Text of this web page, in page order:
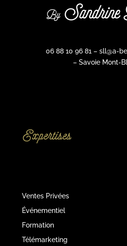
BySandrine
06 88 10 96 81 – sll@a-
– Savoie Mont-
Expertises
Ventes Privées
Événementiel
Formation
Télémarketing